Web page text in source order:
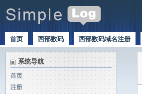
首页 西部数码 西部数码域名注册
系统导航
首页
注册